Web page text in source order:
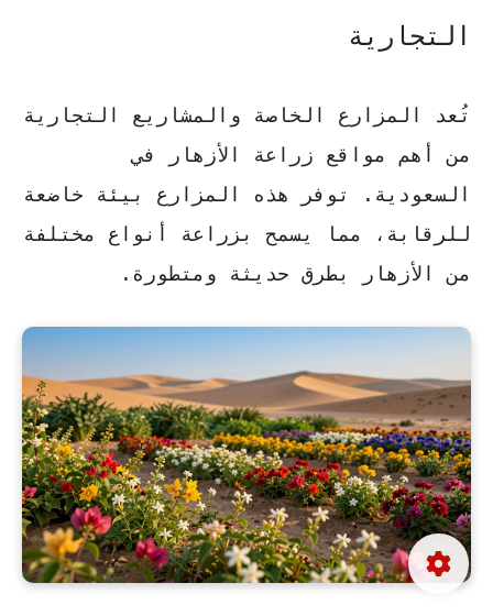
التجارية
تُعد المزارع الخاصة والمشاريع التجارية
من أهم مواقع زراعة الأزهار في
السعودية. توفر هذه المزارع بيئة خاضعة
للرقابة، مما يسمح بزراعة أنواع مختلفة
من الأزهار بطرق حديثة ومتطورة.